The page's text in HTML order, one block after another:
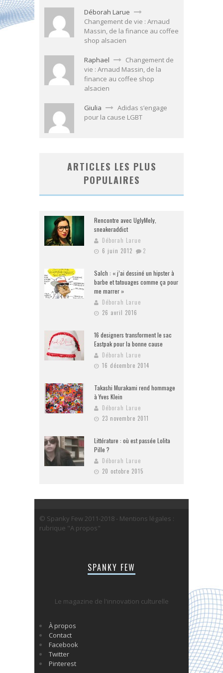
Déborah Larue
Changement de vie : Arnaud
Massin, de la finance au coffee
shop alsacien
Raphael
Changement de
vie : Arnaud Massin, de la
finance au coffee shop
alsacien
Giulia
Adidas s’engage
pour la cause LGBT
ARTICLES LES PLUS
POPULAIRES
Rencontre avec UglyMely,
sneakeraddict
Déborah Larue
6 juin 2012
2
Salch : « j’ai dessiné un hipster à
barbe et tatouages comme ça pour
me marrer »
Déborah Larue
26 avril 2016
16 designers transforment le sac
Eastpak pour la bonne cause
Déborah Larue
16 décembre 2014
Takashi Murakami rend hommage
à Yves Klein
Déborah Larue
23 novembre 2011
Littérature : où est passée Lolita
Pille ?
Déborah Larue
20 octobre 2015
© Spanky Few 2011-2018 - Mentions légales :
rubrique "A propos"
SPANKY FEW
Le magazine de l'innovation culturelle
À propos
Contact
Facebook
Twitter
Pinterest